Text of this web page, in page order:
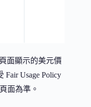
面顯示的美元價
Usage Policy
面為準。